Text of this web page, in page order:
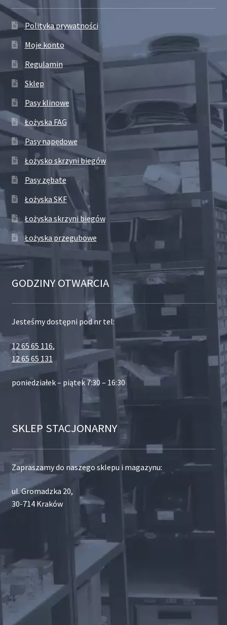
Polityka prywatności
Moje konto
Regulamin
Sklep
Pasy klinowe
Łożyska FAG
Pasy napędowe
Łożysko skrzyni biegów
Pasy zębate
Łożyska SKF
Łożyska skrzyni biegów
Łożyska przegubowe
GODZINY OTWARCIA
Jesteśmy dostępni pod nr tel:
12 65 65 116,
12 65 65 131
poniedziałek – piątek 7:30 – 16:30
SKLEP STACJONARNY
Zapraszamy do naszego sklepu i magazynu:
ul. Gromadzka 20,
30-714 Kraków